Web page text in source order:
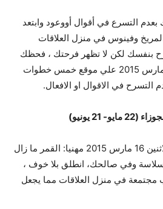
بعدم التسرع في أقوال أووعود وابتعد
وفينوس في منزل العلاقات
بنفسك لكن لا تظهر فرحتك ، فحظك
اليوم الاثنين برج الثور 16 مارس 2015 علي موقع خمس خطوات
في الاقوال او الافعال.
21 يونيو)
حظك اليوم برج الجوزاء الاثنين 16 مارس 2015 مهنيا: القمر ما زال
وفي صالحك، انطلق بلا خوف ،
مجتمعة في منزل العلاقات مما يجعل